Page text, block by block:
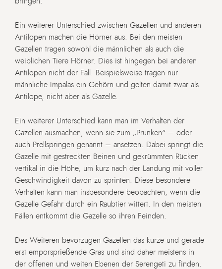
Ein weiterer Unterschied zwischen Gazellen und anderen
Antilopen machen die Hörner aus. Bei den meisten
Gazellen tragen sowohl die männlichen als auch die
weiblichen Tiere Hörner. Dies ist hingegen bei anderen
Antilopen nicht der Fall. Beispielsweise tragen nur
männliche Impalas ein Gehörn und gelten damit zwar als
Antilope, nicht aber als Gazelle.
Ein weiterer Unterschied kann man im Verhalten der
Gazellen ausmachen, wenn sie zum „Prunken“ – oder
auch Prellspringen genannt – ansetzen. Dabei springt die
Gazelle mit gestreckten Beinen und gekrümmten Rücken
vertikal in die Höhe, um kurz nach der Landung mit voller
Geschwindigkeit davon zu sprinten. Diese besondere
Verhalten kann man insbesondere beobachten, wenn die
Gazelle Gefahr durch ein Raubtier wittert. In den meisten
Fällen entkommt die Gazelle so ihren Feinden.
Des Weiteren bevorzugen Gazellen das kurze und gerade
erst emporsprießende Gras und sind daher meistens in
der offenen und weiten Ebenen der Serengeti zu finden.